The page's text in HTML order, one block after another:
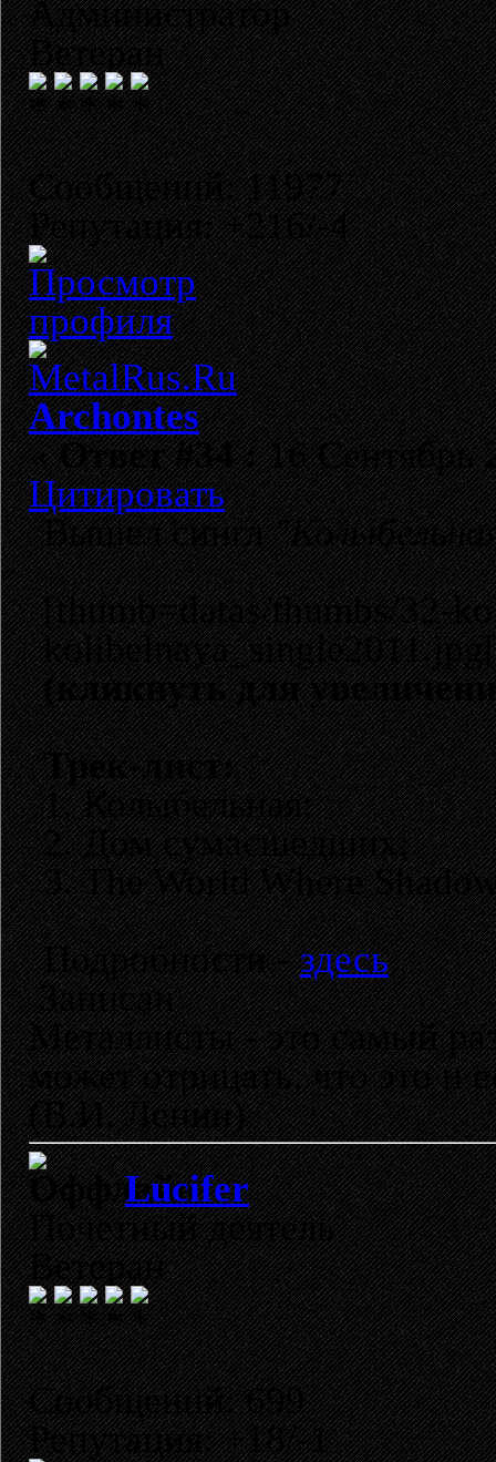
Администратор
Ветеран
Сообщений: 11977
Репутация: +216/-4
Archontes
«Ответ #34 :16 Сентябрь
Цитировать
Вышел сингл
[thumb=datas/thumbs/32-
(кликнуть для
Трек-лист:
1. Колыбельная;
2. Дом сумасшедших;
3. The World Where
Подробности -здесь
Записан
Металлисты - это самый
может отрицать, что это и
(В.И. Ленин)
Lucifer
Почетный деятель
Ветеран
Сообщений: 699
Репутация: +18/-1